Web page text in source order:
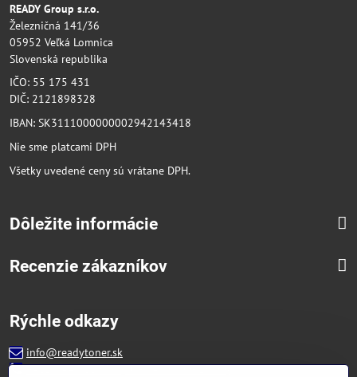
READY Group s.r.o.
Železničná 141/36
05952 Veľká Lomnica
Slovenská republika
IČO: 55 175 431
DIČ: 2121898328
IBAN: SK3111000000002942143418
Nie sme platcami DPH
Všetky uvedené ceny sú vrátane DPH.
Dôležite informácie
Recenzie zákazníkov
Rýchle odkazy
info@readytoner.sk
+421 944 322 536 (PO-PIA: 09:00- 15:00)